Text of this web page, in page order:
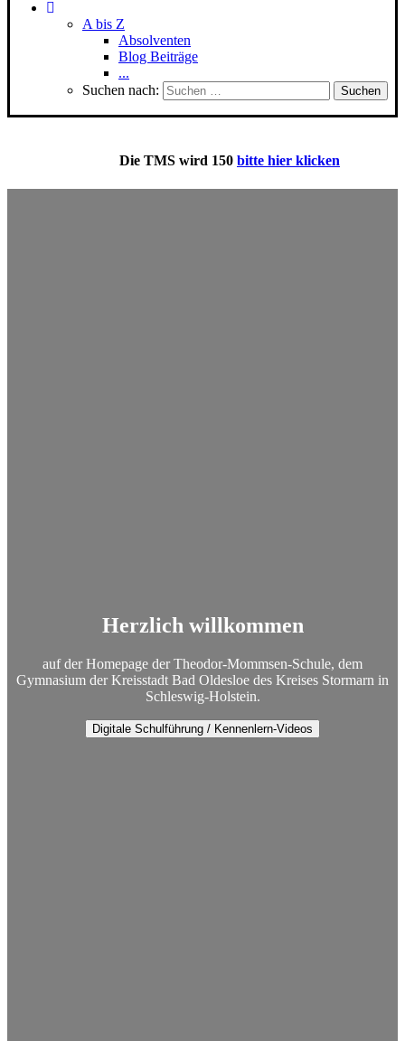
A bis Z
Absolventen
Blog Beiträge
...
Suchen nach:
Die TMS wird 150 bitte hier klicken
Herzlich willkommen
auf der Homepage der Theodor-Mommsen-Schule, dem
Gymnasium der Kreisstadt Bad Oldesloe des Kreises Stormarn in
Schleswig-Holstein.
Digitale Schulführung / Kennenlern-Videos